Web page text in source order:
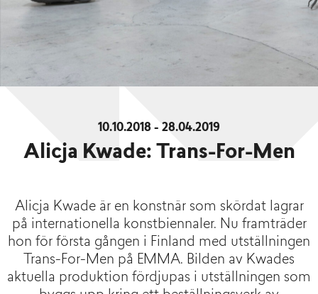
10.10.2018 - 28.04.2019
Alicja Kwade: Trans-For-Men
Alicja Kwade är en konstnär som skördat lagrar
på internationella konstbiennaler. Nu framträder
hon för första gången i Finland med utställningen
Trans-For-Men på EMMA. Bilden av Kwades
aktuella produktion fördjupas i utställningen som